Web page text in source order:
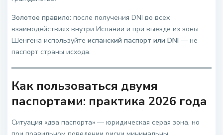
Золотое правило: после получения DNI во всех
взаимодействиях внутри Испании и при выезде из зоны
Шенгена используйтеиспанский паспорт или DNI — не
паспорт страны исхода.
Как пользоваться двумя
паспортами: практика 2026 года
Ситуация «два паспорта» — юридическая серая зона, но